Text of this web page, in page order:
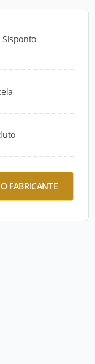
Sisponto
FABRICANTE